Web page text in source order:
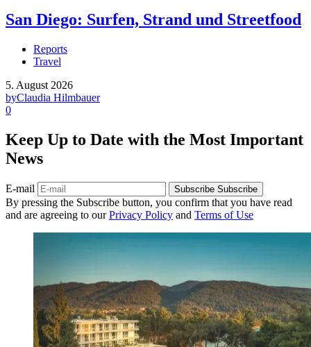
San Diego: Surfen, Strand und Streetfood
Reports
Travel
5. August 2026
byClaudia Hilmbauer
0
Keep Up to Date with the Most Important
News
E-mail Subscribe Subscribe
By pressing the Subscribe button, you confirm that you have read
and are agreeing to ourPrivacy Policy and Terms of Use